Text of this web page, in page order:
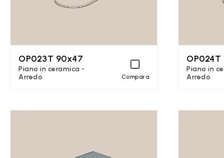
OP023T 90x47
Piano in ceramica -
Arredo
Compara
Piano in
Arredo